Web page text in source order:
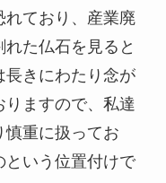
れており、産業廃
た仏石を見ると
長きにわたり念が
ますので、私達
慎重に扱ってお
という位置付けで